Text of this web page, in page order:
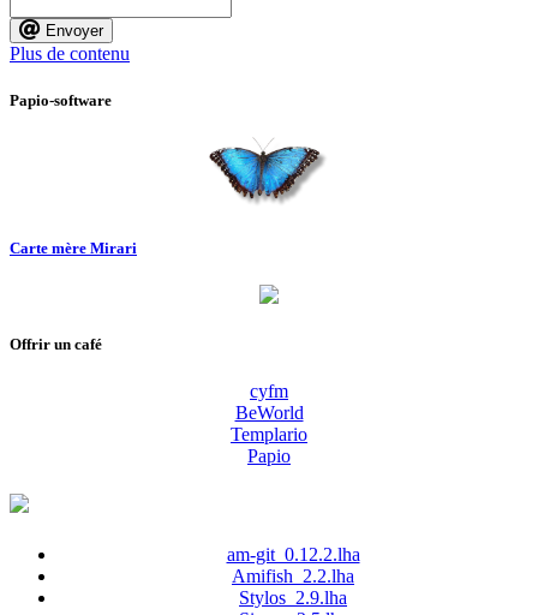
Envoyer
Plus de contenu
Papio-software
Carte mère Mirari
Offrir un café
cyfm
BeWorld
Templario
Papio
am-git_0.12.2.lha
Amifish_2.2.lha
Stylos_2.9.lha